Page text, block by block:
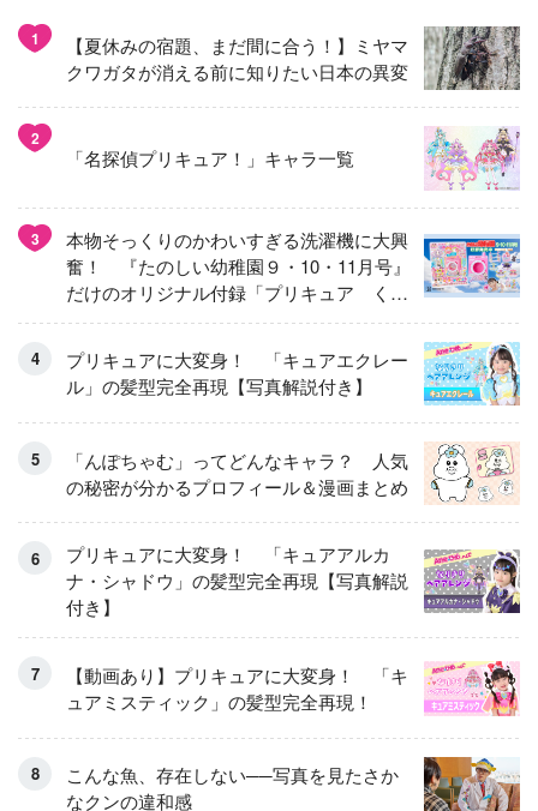
1
【夏休みの宿題、まだ間に合う！】ミヤマ
クワガタが消える前に知りたい日本の異変
2
「名探偵プリキュア！」キャラ一覧
3
本物そっくりのかわいすぎる洗濯機に大興
奮！ 『たのしい幼稚園９・10・11月号』
だけのオリジナル付録「プリキュア くる
くるせんたくき」
プリキュアに大変身！ 「キュアエクレー
ル」の髪型完全再現【写真解説付き】
「んぽちゃむ」ってどんなキャラ？ 人気
の秘密が分かるプロフィール＆漫画まとめ
プリキュアに大変身！ 「キュアアルカ
ナ・シャドウ」の髪型完全再現【写真解説
付き】
【動画あり】プリキュアに大変身！ 「キ
ュアミスティック」の髪型完全再現！
こんな魚、存在しない──写真を見たさか
なクンの違和感